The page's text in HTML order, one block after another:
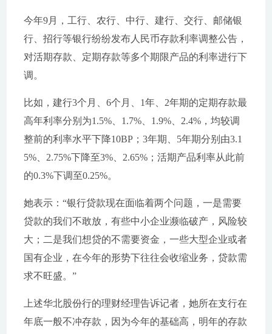
今年9月，工行、农行、中行、建行、交行、邮储银
行、招行等银行纷纷发布人民币存款利率调整公告，
对活期存款、定期存款等多个期限产品的利率进行下
调。
比如，建行3个月、6个月、1年、2年期的定期存款最
高年利率分别为1.5%、1.7%、1.9%、2.4%，均较调
整前的利率水平下降10BP；3年期、5年期分别由3.1
5%、2.75%下降至3%、2.65%；活期产品利率从此前
的0.3%下调至0.25%。
她表示：“银行贷款现在面临着两个问题，一是需要
贷款的我们不敢放，有些中小企业濒临破产，风险较
大；二是我们想贷的不需要资金，一些大型企业或者
国有企业，在今年的形势下往往会收缩业务，贷款需
求不旺盛。”
上述华北股份行的理财经理告诉记者，她所在支行在
年底一般不冲存款，因为今年的基础高，明年的存款